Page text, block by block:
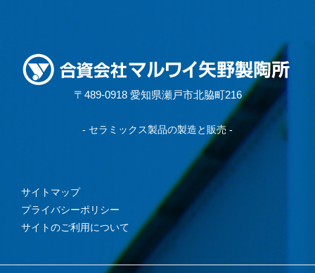
〒489-0918 愛知県瀬戸市北脇町216
- セラミックス製品の製造と販売 -
サイトマップ
プライバシーポリシー
サイトのご利用について